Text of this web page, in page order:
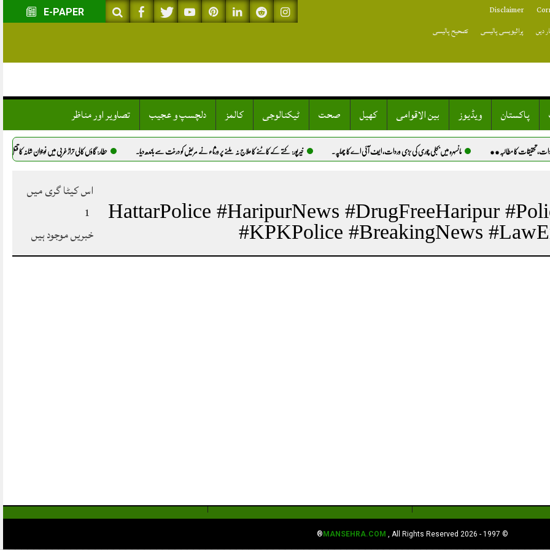
E-PAPER
Disclaimer
دیں پرائیویسی پالیسی
تصحیح پالیسی
پاکستان ویڈیوز بین الاقوامی کھیل صحت ٹیکنالوجی کالمز دلچسپ و عجیب تصاویر اور مناظر
کا مطالبہ** مانسہرہ میں بجلی چوری کی بڑی وردات، ایف آئی اے کا چھاپہ. خیرپور: کتے کے کاٹنے کا علاج نہ ملنے پر ورثاء نے مریض کو درخت سے باندھ دیا. حطار: گاؤں کالی تراڑ غربی میں نوجوان شانہ کا قتل،
#HattarPolice #HaripurNews #DrugFreeHaripur
#KPKPolice #BreakingNews
اس کیٹا گری میں
1
خبریں موجود ہیں
© 1997 - 2026
MANSEHRA.COM , All Rights Reserved®